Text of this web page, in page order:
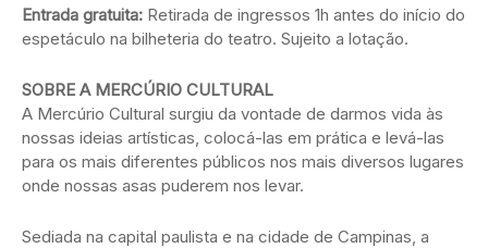
Entrada gratuita: Retirada de ingressos 1h antes do início do
espetáculo na bilheteria do teatro. Sujeito a lotação.
SOBRE A MERCÚRIO CULTURAL
A Mercúrio Cultural surgiu da vontade de darmos vida às
nossas ideias artísticas, colocá-las em prática e levá-las
para os mais diferentes públicos nos mais diversos lugares
onde nossas asas puderem nos levar.
Sediada na capital paulista e na cidade de Campinas, a